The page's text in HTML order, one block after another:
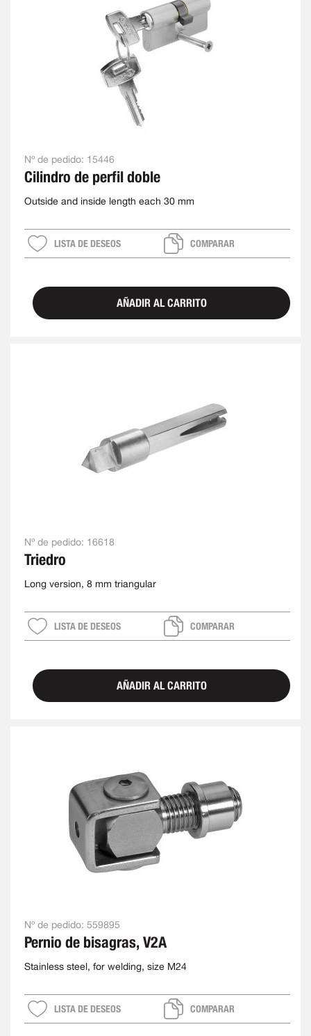
Nº de pedido: 15446
Cilindro de perfil doble
Outside and inside length each 30 mm
LISTA DE DESEOS COMPARAR
AÑADIR AL CARRITO
Nº de pedido: 16618
Triedro
Long version, 8 mm triangular
LISTA DE DESEOS COMPARAR
AÑADIR AL CARRITO
Nº de pedido: 559895
Pernio de bisagras, V2A
Stainless steel, for welding, size M24
LISTA DE DESEOS COMPARAR